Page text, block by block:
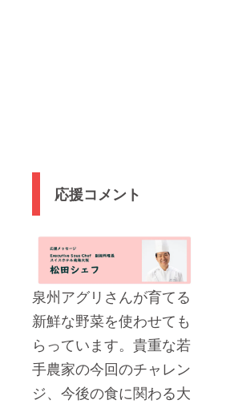
応援コメント
泉州アグリさんが育てる
新鮮な野菜を使わせても
らっています。貴重な若
手農家の今回のチャレン
ジ、今後の食に関わる大